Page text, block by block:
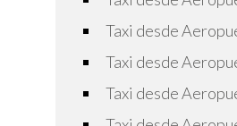
Taxi desde
Taxi desde
Taxi desde